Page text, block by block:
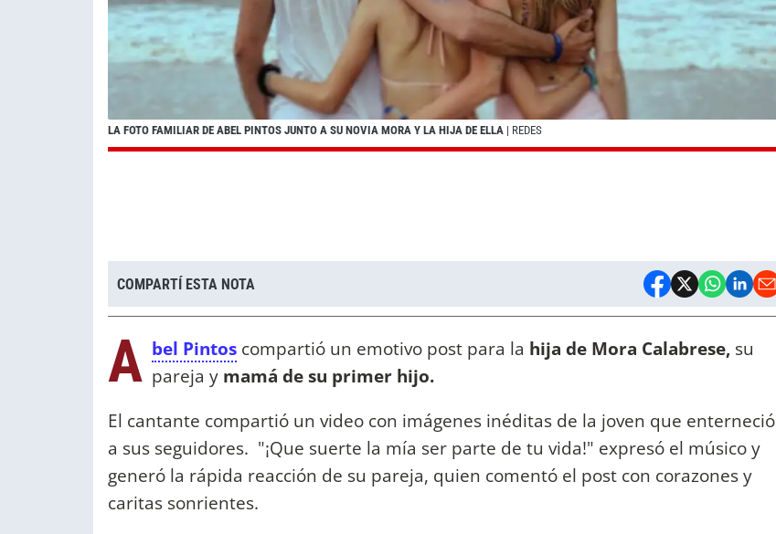
LA FOTO FAMILIAR DE ABEL PINTOS JUNTO A SU NOVIA MORA Y LA HIJA DE ELLA | REDES
COMPARTÍ ESTA NOTA
A bel Pintos compartió un emotivo post para la hija de Mora Calabrese, su
pareja y mamá de su primer hijo.
El cantante compartió un video con imágenes inéditas de la joven que enterneció
a sus seguidores. "¡Que suerte la mía ser parte de tu vida!" expresó el músico y
generó la rápida reacción de su pareja, quien comentó el post con corazones y
caritas sonrientes.